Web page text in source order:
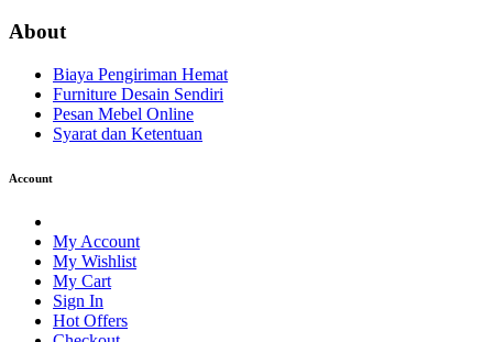
About
Biaya Pengiriman Hemat
Furniture Desain Sendiri
Pesan Mebel Online
Syarat dan Ketentuan
Account
My Account
My Wishlist
My Cart
Sign In
Hot Offers